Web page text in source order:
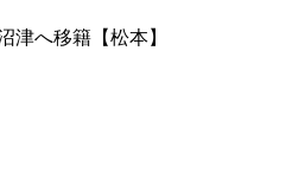
津へ移籍【松本】